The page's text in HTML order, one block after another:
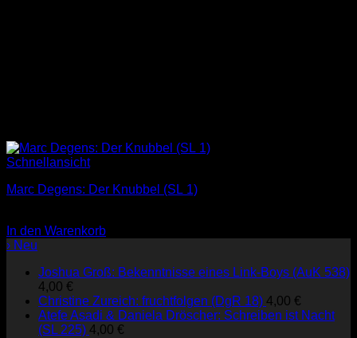
Schnellansicht
Marc Degens: Der Knubbel (SL 1)
In den Warenkorb
› Neu
Joshua Groß: Bekenntnisse eines Link-Boys (AuK 538)
4,00 €
Christine Zureich: fruchtfolgen (DgR 18) 4,00 €
Atefe Asadi & Daniela Dröscher: Schreiben ist Nacht
(SL 225) 4,00 €